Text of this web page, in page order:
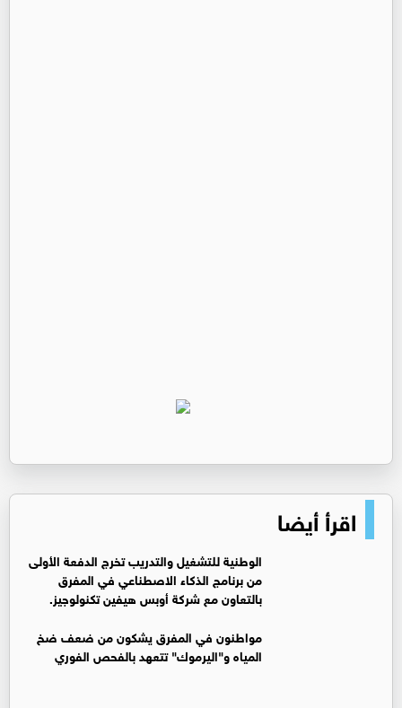
اقرأ أيضا
الوطنية للتشغيل والتدريب تخرج الدفعة الأولى
من برنامج الذكاء الاصطناعي في المفرق
بالتعاون مع شركة أوبس هيفين تكنولوجيز.
مواطنون في المفرق يشكون من ضعف ضخ
المياه و"اليرموك" تتعهد بالفحص الفوري